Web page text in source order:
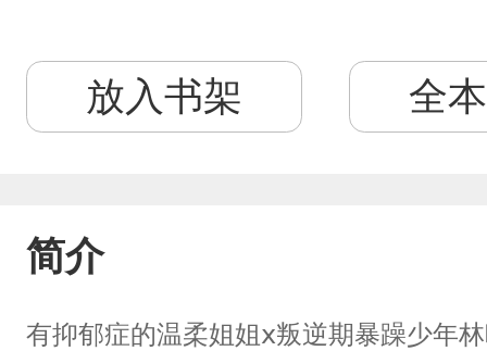
放入书架 全
简介
有抑郁症的温柔姐姐ⅹ叛逆期暴躁少年